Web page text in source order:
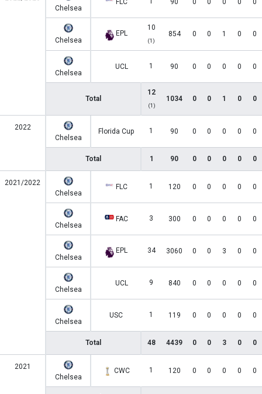
Chelsea
FLC 90 0 0 0 0 0
Chelsea
EPL
10
(1)
854 0 0 1 0 0
Chelsea
UCL 1 90 0 0 0 0 0
Total
12
(1)
1034 0 0 1 0 0
2022
Chelsea
Florida Cup 1 90 0 0 0 0 0
Total 1 90 0 0 0 0 0
2021/2022
Chelsea
FLC 1 120 0 0 0 0 0
Chelsea
FAC 3 300 0 0 0 0 0
Chelsea
EPL 34 3060 0 0 3 0 0
Chelsea
UCL 9 840 0 0 0 0 0
Chelsea
USC 1 119 0 0 0 0 0
Total 48 4439 0 0 3 0 0
2021
Chelsea
CWC 1 120 0 0 0 0 0